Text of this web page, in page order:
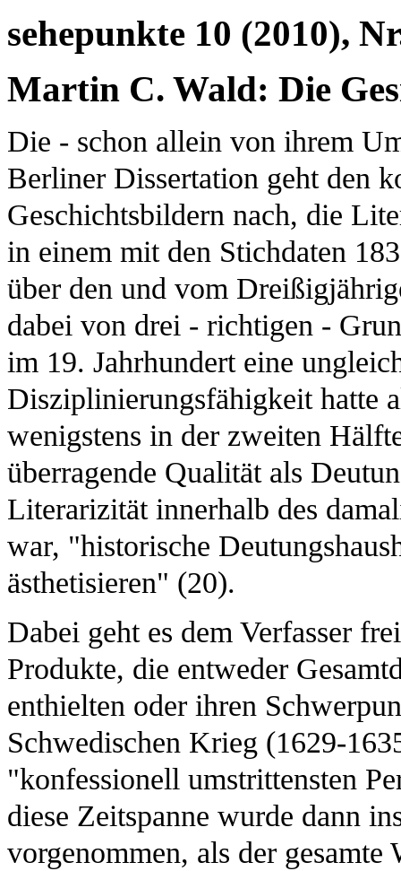
sehepunkte 10 (2010),
Martin C. Wald: Die
Die - schon allein von ihrem
Berliner Dissertation geht den
Geschichtsbildern nach, die
in einem mit den Stichdaten
über den und vom
dabei von drei - richtigen -
im 19. Jahrhundert eine
Disziplinierungsfähigkeit hatte
wenigstens in der zweiten
überragende Qualität als
Literarizität innerhalb des
war, "historische
ästhetisieren" (20).
Dabei geht es dem Verfasser
Produkte, die entweder
enthielten oder ihren
Schwedischen Krieg (1629-
"konfessionell umstrittensten
diese Zeitspanne wurde dann
vorgenommen, als der